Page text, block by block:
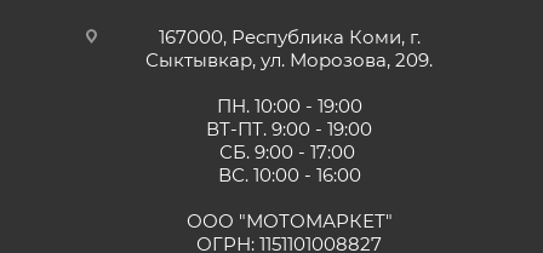
167000, Республика Коми, г.
Сыктывкар, ул. Морозова, 209.
ПН. 10:00 - 19:00
ВТ-ПТ. 9:00 - 19:00
СБ. 9:00 - 17:00
ВС. 10:00 - 16:00
ООО "МОТОМАРКЕТ"
ОГРН: 1151101008827